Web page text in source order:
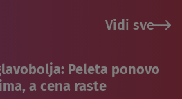
Vidi sve
Peleta ponovo
a cena raste